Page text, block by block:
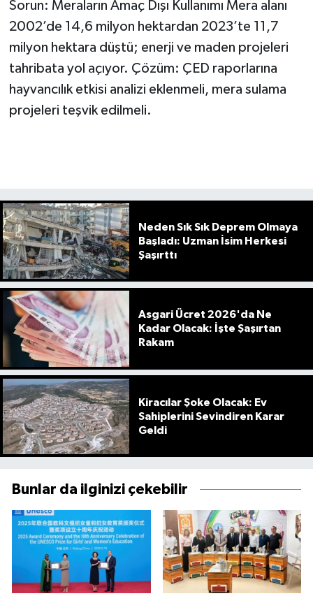
Sorun: Meraların Amaç Dışı Kullanımı Mera alanı
2002’de 14,6 milyon hektardan 2023’te 11,7
milyon hektara düştü; enerji ve maden projeleri
tahribata yol açıyor. Çözüm: ÇED raporlarına
hayvancılık etkisi analizi eklenmeli, mera sulama
projeleri teşvik edilmeli.
Neden Sık Sık Deprem Olmaya
Başladı: Uzman İsim Herkesi
Şaşırttı
Asgari Ücret 2026'da Ne
Kadar Olacak: İşte Şaşırtan
Rakam
Kiracılar Şoke Olacak: Ev
Sahiplerini Sevindiren Karar
Geldi
Bunlar da ilginizi çekebilir